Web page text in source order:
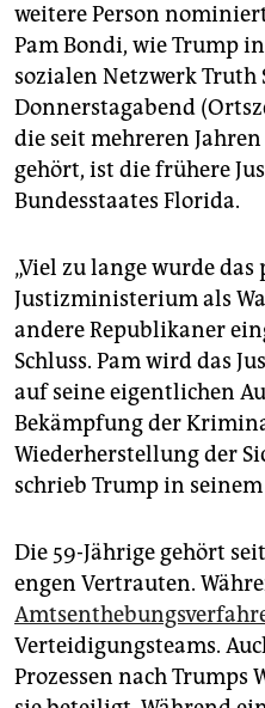
weitere Person
Pam Bondi, wie Trump
sozialen Netzwerk Truth
Donnerstagabend
die seit mehreren
gehört, ist die frühere
Bundesstaates Florida.
„Viel zu lange wurde
Justizministerium als
andere Republikaner
Schluss. Pam wird das
auf seine eigentlichen
Bekämpfung der
Wiederherstellung der
schrieb Trump in seinem
Die 59-Jährige gehört
engen Vertrauten.
Verteidigungsteams.
Prozessen nach Trumps